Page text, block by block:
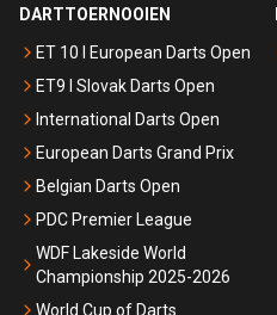
DARTTOERNOOIEN
ET 10 I European Darts Open
ET9 I Slovak Darts Open
International Darts Open
European Darts Grand Prix
Belgian Darts Open
PDC Premier League
WDF Lakeside World
Championship 2025-2026
World Cup of Darts